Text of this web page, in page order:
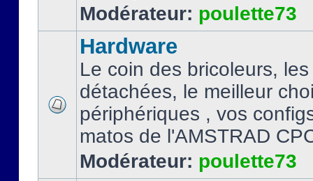
Modérateur: poulette73
Hardware
Le coin des bricoleurs,
détachées, le meilleur
périphériques , vos
matos de l'AMSTRAD
Modérateur: poulette73